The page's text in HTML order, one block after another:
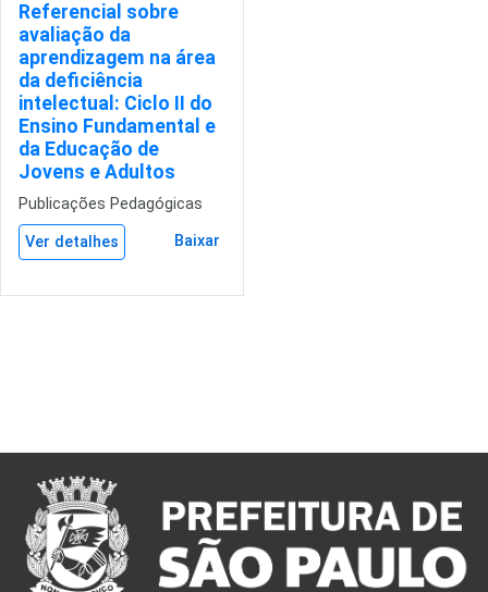
Referencial sobre
avaliação da
aprendizagem na área
da deficiência
intelectual: Ciclo II do
Ensino Fundamental e
da Educação de
Jovens e Adultos
Publicações Pedagógicas
Ver detalhes Baixar